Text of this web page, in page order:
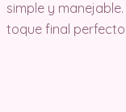
simple y
toque final